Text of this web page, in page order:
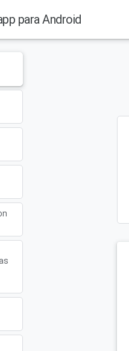
para Android